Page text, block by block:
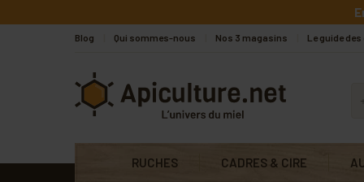
Blog Qui sommes-nous Nos 3 magasins Le guide
RUCHES CADRES & CIRE